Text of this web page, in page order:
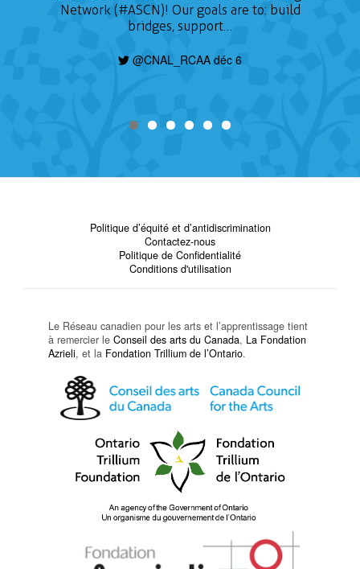
Network (#ASCN)! Our goals are to: build
bridges, support…
@CNAL_RCAA déc 6
Politique d’équité et d’antidiscrimination
Contactez-nous
Politique de Confidentialité
Conditions d'utilisation
Le Réseau canadien pour les arts et l’apprentissage tient
à remercier le Conseil des arts du Canada, La Fondation
Azrieli, et la Fondation Trillium de l’Ontario.